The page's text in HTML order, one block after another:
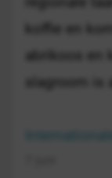
koffie en
abrikoos en
slagroom is